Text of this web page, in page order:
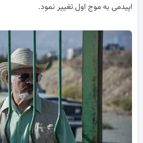
اپیدمی به موج اول تغییر نمود.